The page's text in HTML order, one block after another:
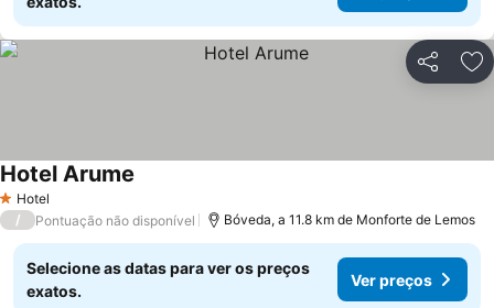
Partilhar
1 Estrelas
Hotel
Hotel Arume
/ Pontuação não disponível Bóveda, a 11.8 km de Monforte de Lemos
Selecione as datas para ver os preços
exatos.
Ver preços